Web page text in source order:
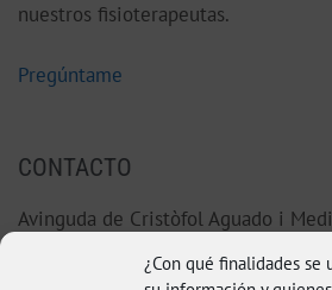
¿Con qué finalidades se
nuestros fisioterapeutas.
Pregúntame
CONTACTO
Avinguda de Cristòfol Aguado i